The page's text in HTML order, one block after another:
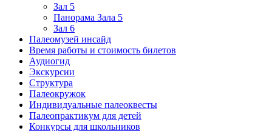
Зал 5
Панорама Зала 5
Зал 6
Палеомузей инсайд
Время работы и стоимость билетов
Аудиогид
Экскурсии
Структура
Палеокружок
Индивидуальные палеоквесты
Палеопрактикум для детей
Конкурсы для школьников